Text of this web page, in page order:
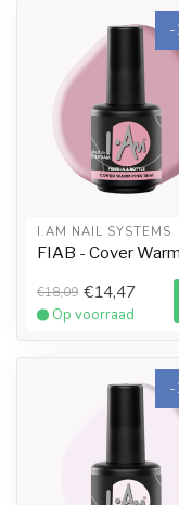
I.AM NAIL SYSTEMS
FIAB - Cover
€18,09 €14,47
Op voorraad